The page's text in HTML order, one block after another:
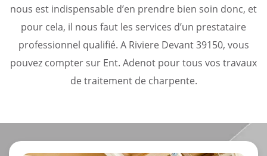
nous est indispensable d’en prendre bien soin donc, et
pour cela, il nous faut les services d’un prestataire
professionnel qualifié. A Riviere Devant 39150, vous
pouvez compter sur Ent. Adenot pour tous vos travaux
de traitement de charpente.